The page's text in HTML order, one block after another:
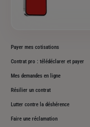
Payer mes cotisations
Contrat pro : télédéclarer et payer
Mes demandes en ligne
Résilier un contrat
Lutter contre la déshérence
Faire une réclamation